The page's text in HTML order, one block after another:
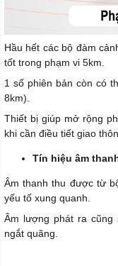
Hầu hết các bộ đàm
tốt trong phạm vi 5km.
1 số phiên bản còn có
8km).
Thiết bị giúp mở rộng
khi cần điều tiết giao
Tín hiệu âm
Âm thanh thu được từ
yếu tố xung quanh.
Âm lượng phát ra cũng
ngắt quãng.